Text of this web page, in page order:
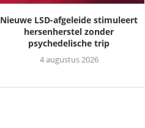
Nieuwe LSD-afgeleide stimuleert
hersenherstel zonder
psychedelische trip
4 augustus 2026